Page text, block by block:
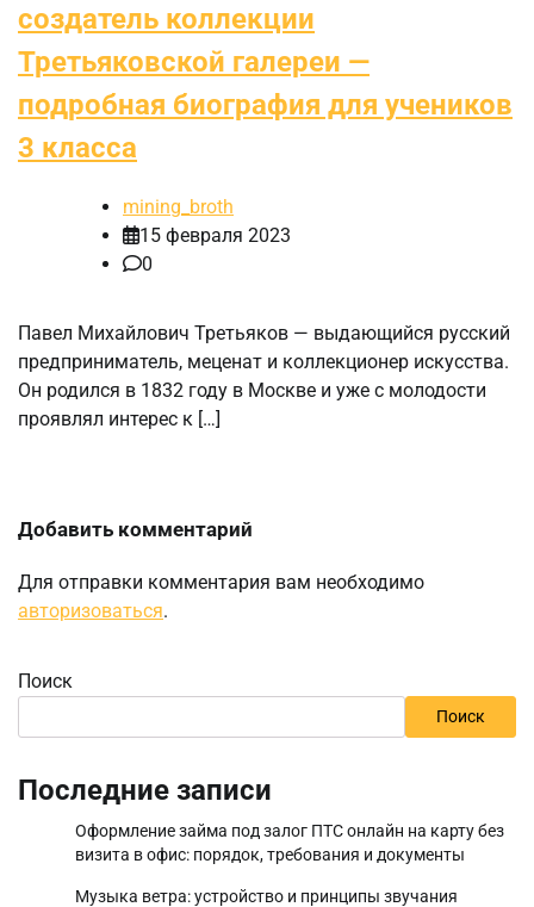
создатель коллекции
Третьяковской галереи —
подробная биография для учеников
3 класса
mining_broth
15 февраля 2023
0
Павел Михайлович Третьяков — выдающийся русский
предприниматель, меценат и коллекционер искусства.
Он родился в 1832 году в Москве и уже с молодости
проявлял интерес к […]
Добавить комментарий
Для отправки комментария вам необходимо
авторизоваться.
Поиск
Поиск
Последние записи
Оформление займа под залог ПТС онлайн на карту без
визита в офис: порядок, требования и документы
Музыка ветра: устройство и принципы звучания